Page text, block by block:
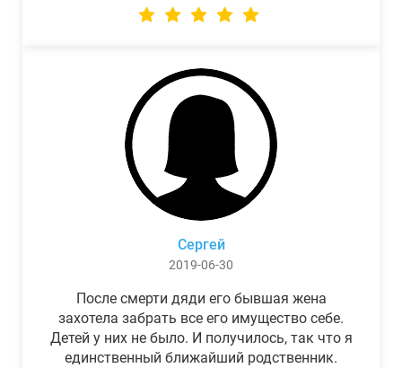
Сергей
2019-06-30
После смерти дяди его бывшая жена
захотела забрать все его имущество себе.
Детей у них не было. И получилось, так что я
единственный ближайший родственник.